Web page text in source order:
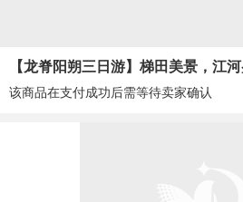
【龙脊阳朔三日游】梯田美景，江
该商品在支付成功后需等待卖家确认